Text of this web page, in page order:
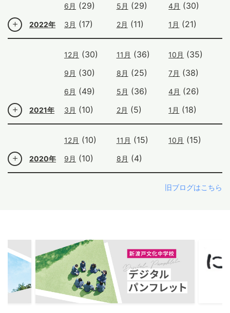
2022年
6月 (29) 5月 (29) 4月 (30)
3月 (17) 2月 (11) 1月 (21)
2021年
12月 (30) 11月 (36) 10月 (35)
9月 (30) 8月 (25) 7月 (38)
6月 (49) 5月 (36) 4月 (26)
3月 (10) 2月 (5) 1月 (18)
2020年
12月 (10) 11月 (15) 10月 (15)
9月 (10) 8月 (4)
旧ブログはこちら